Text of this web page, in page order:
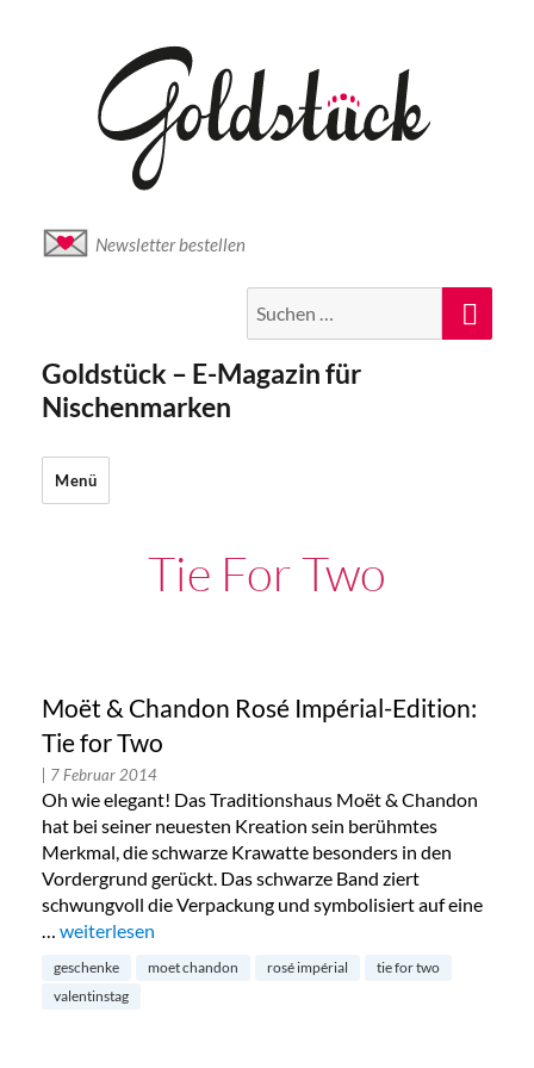
Newsletter bestellen
nach:
Goldstück – E-Magazin für
Nischenmarken
Menü
Tie For Two
Moët & Chandon Rosé Impérial-Edition:
Tie for Two
| 7 Februar 2014
Oh wie elegant! Das Traditionshaus Moët & Chandon
hat bei seiner neuesten Kreation sein berühmtes
Merkmal, die schwarze Krawatte besonders in den
Vordergrund gerückt. Das schwarze Band ziert
schwungvoll die Verpackung und symbolisiert auf eine
… „Moët & Chandon Rosé Impérial-Edition: Tie for Two“
weiterlesen
geschenke moet chandon rosé impérial
tie for two
valentinstag